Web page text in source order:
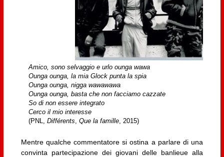
Amico, sono selvaggio e urlo ounga wawa
Ounga ounga, la mia Glock punta la spia
Ounga ounga, nigga wawawawa
Ounga ounga, basta che non facciamo cazzate
So di non essere integrato
Cerco il mio interesse
(PNL, Différents, Que la famille, 2015)
Mentre qualche commentatore si ostina a parlare di una
convinta partecipazione dei giovani delle banlieue alla